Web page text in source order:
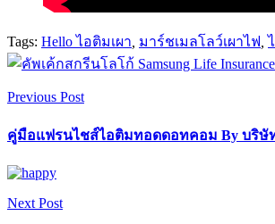
Tags: Hello ไอติมเผา มาร์ชเมลโลว์เผาไฟ ,
Previous Post
คู่มือแฟรนไชส์ไอติมทอดดอทคอม By บริษั
Next Post